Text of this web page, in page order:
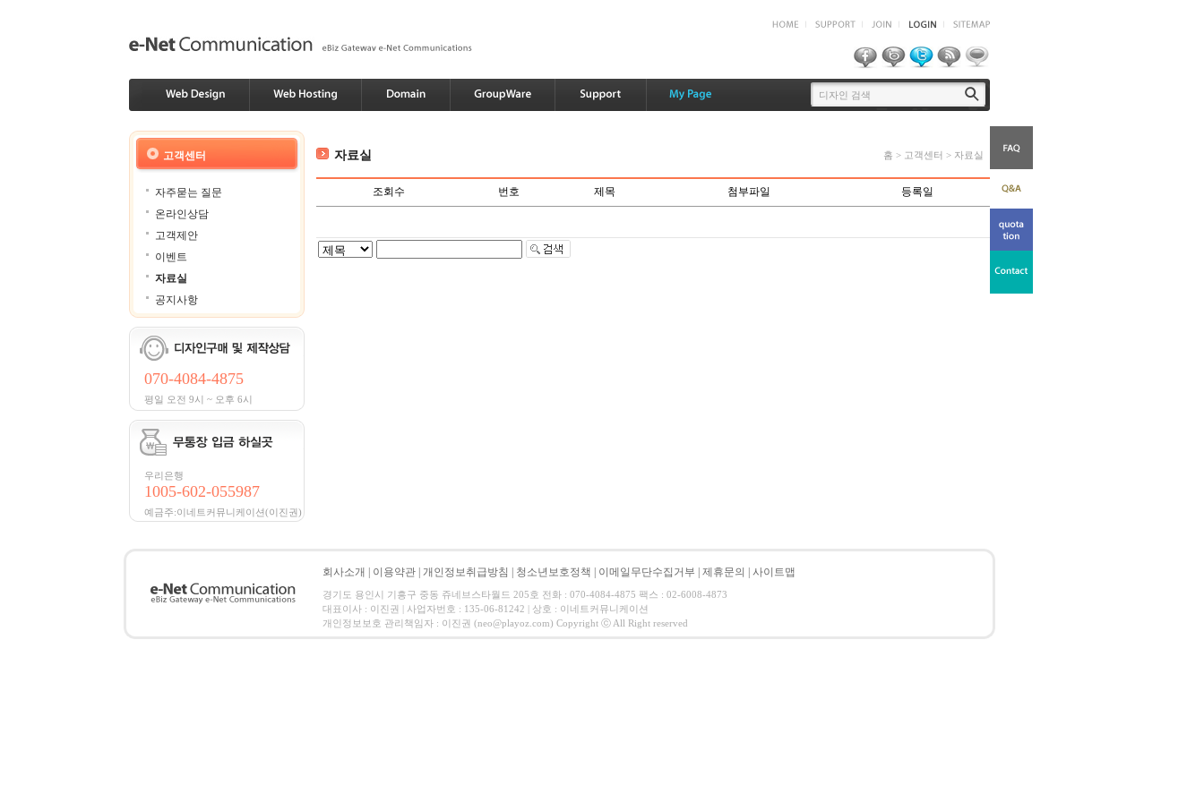
고객센터
자주묻는 질문
온라인상담
고객제안
이벤트
자료실
공지사항
070-4084-4875
평일 오전 9시 ~ 오후 6시
우리은행
1005-602-055987
예금주:이네트커뮤니케이션(이진권)
자료실 홈 > 고객센터 > 자료실
조회수 번호 제목 첨부파일 등록일
회사소개 이용약관 개인정보취급방침 청소년보호정책 이메일무단수집거부 제휴문의 사이트맵
경기도 용인시 기흥구 중동 쥬네브스타월드 205호 전화 : 070-4084-4875 팩스 : 02-6008-4873
대표이사 : 이진권 | 사업자번호 : 135-06-81242 | 상호 : 이네트커뮤니케이션
개인정보보호 관리책임자 : 이진권 (neo@playoz.com) Copyright ⓒ All Right reserved